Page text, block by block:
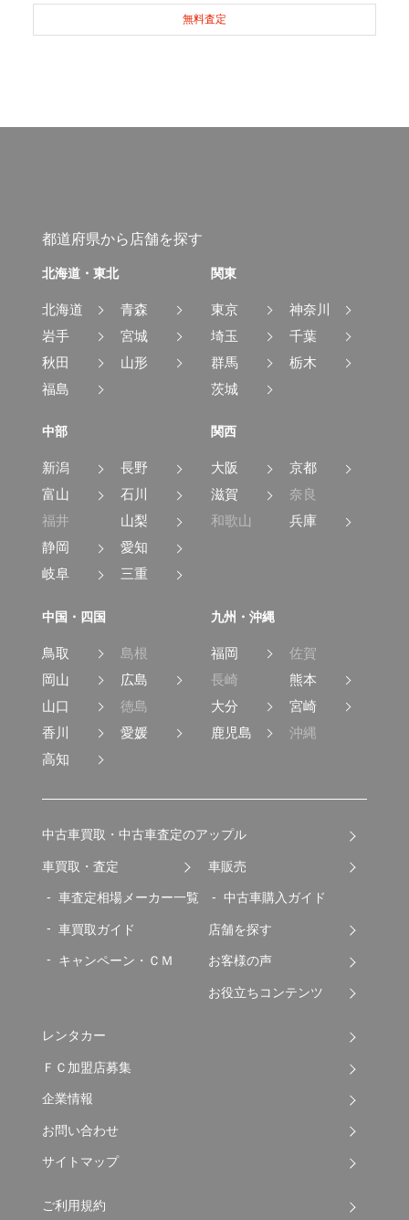
無料査定
都道府県から店舗を探す
北海道・東北
北海道
青森
岩手
宮城
秋田
山形
福島
関東
東京
神奈川
埼玉
千葉
群馬
栃木
茨城
中部
新潟
長野
富山
石川
福井
山梨
静岡
愛知
岐阜
三重
関西
大阪
京都
滋賀
奈良
和歌山
兵庫
中国・四国
鳥取
島根
岡山
広島
山口
徳島
香川
愛媛
高知
九州・沖縄
福岡
佐賀
長崎
熊本
大分
宮崎
鹿児島
沖縄
中古車買取・中古車査定のアップル
車買取・査定
車査定相場メーカー一覧
車買取ガイド
キャンペーン・ＣＭ
車販売
中古車購入ガイド
店舗を探す
お客様の声
お役立ちコンテンツ
レンタカー
ＦＣ加盟店募集
企業情報
お問い合わせ
サイトマップ
ご利用規約